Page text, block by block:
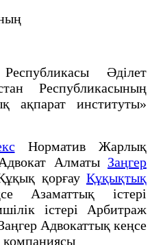
Әділет
Республикасының
ақпарат институты»
Норматив Жарлық
Алматы Заңгер
қорғауҚұқықтық
Азаматтық істері
істері Арбитраж
Адвокаттық кеңсе